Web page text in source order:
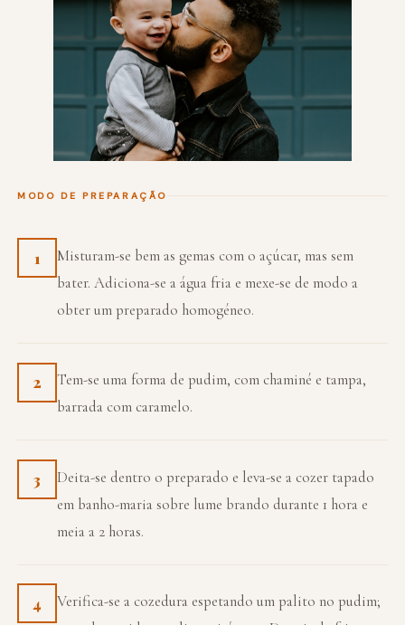
MODO DE PREPARAÇÃO
1
Misturam-se bem as gemas com o açúcar, mas sem
bater. Adiciona-se a água fria e mexe-se de modo a
obter um preparado homogéneo.
2
Tem-se uma forma de pudim, com chaminé e tampa,
barrada com caramelo.
3
Deita-se dentro o preparado e leva-se a cozer tapado
em banho-maria sobre lume brando durante 1 hora e
meia a 2 horas.
4
Verifica-se a cozedura espetando um palito no pudim;